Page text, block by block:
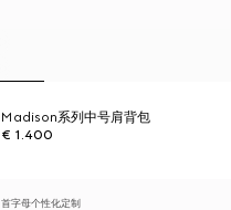
Madison系列中号肩背包
€ 1.400
首字母个性化定制